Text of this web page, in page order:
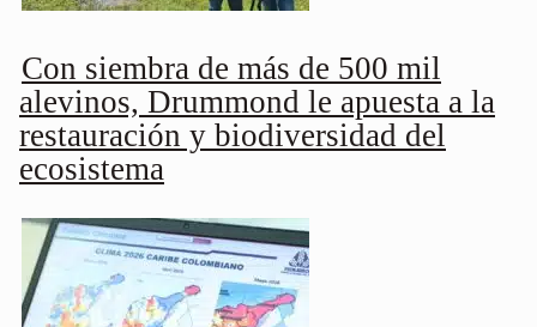
Con siembra de más de 500 mil
alevinos, Drummond le apuesta a la
restauración y biodiversidad del
ecosistema